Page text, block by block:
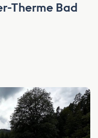
Therme Bad